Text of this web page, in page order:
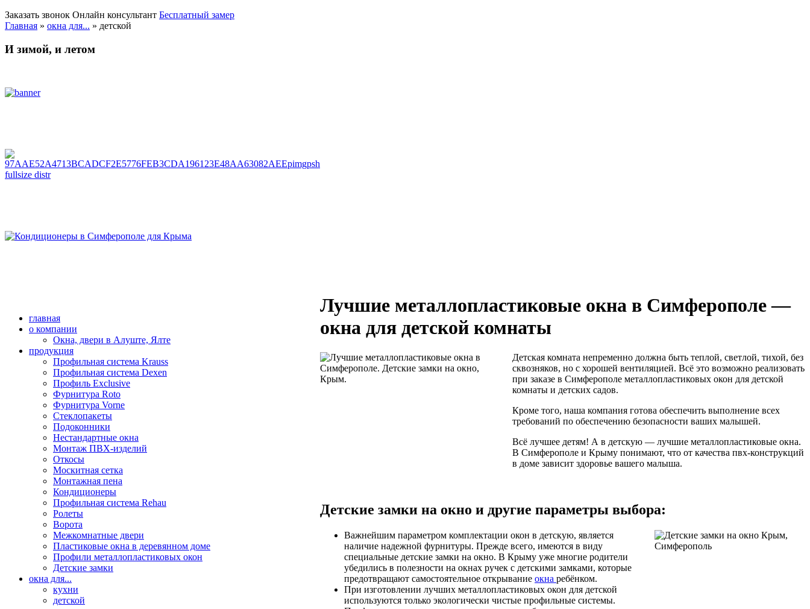
Заказать звонок Онлайн консультант Бесплатный замер
Главная » окна для... » детской
И зимой, и летом
главная
о компании
Окна, двери в Алуште, Ялте
продукция
Профильная система Krauss
Профильная система Dexen
Профиль Exclusive
Фурнитура Roto
Фурнитура Vorne
Стеклопакеты
Подоконники
Нестандартные окна
Монтаж ПВХ-изделий
Откосы
Москитная сетка
Монтажная пена
Кондиционеры
Профильная система Rehau
Ролеты
Ворота
Межкомнатные двери
Пластиковые окна в деревянном доме
Профили металлопластиковых окон
Детские замки
окна для...
кухни
детской
Лучшие металлопластиковые окна в Симферополе —
окна для детской комнаты
Детская комната непременно должна быть теплой, светлой, тихой, без
сквозняков, но с хорошей вентиляцией. Всё это возможно реализовать
при заказе в Симферополе металлопластиковых окон для детской
комнаты и детских садов.
Кроме того, наша компания готова обеспечить выполнение всех
требований по обеспечению безопасности ваших малышей.
Всё лучшее детям! А в детскую — лучшие металлопластиковые окна.
В Симферополе и Крыму понимают, что от качества пвх-конструкций
в доме зависит здоровье вашего малыша.
Детские замки на окно и другие параметры выбора:
Важнейшим параметром комплектации окон в детскую, является
наличие надежной фурнитуры. Прежде всего, имеются в виду
специальные детские замки на окно. В Крыму уже многие родители
убедились в полезности на окнах ручек с детскими замками, которые
предотвращают самостоятельное открывание окна ребёнком.
При изготовлении лучших металлопластиковых окон для детской
используются только экологически чистые профильные системы.